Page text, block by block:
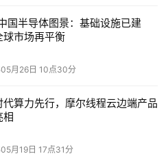
巨头必争之地。而最新行业格局
戏规则——AAVA榜单Top10中
揽四席，这种压倒性优势在科
国半导体图景：基础设施已建
球市场再平衡
月26日 10点30分
代算力先行，摩尔线程云边端产品
相
月19日 17点31分